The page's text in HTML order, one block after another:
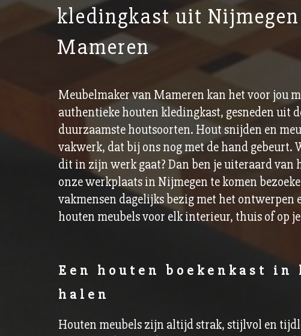
kledingkast uit
Mameren
Meubelmaker van Mameren kan het voor jou
authentieke houten kledingkast, gesneden uit
duurzaamste houtsoorten. Hout snijden en
vakwerk, dat bij ons nog met de hand gebeurt.
dit in zijn werk gaat? Dan ben je uiteraard van
onze werkplaats in Nijmegen te komen
vakmensen dagelijks bezig met het ontwerpen
houten meubels voor elk interieur, thuis of op
Een houten boekenkast in
halen
Houten meubels zijn altijd strak, stijlvol en